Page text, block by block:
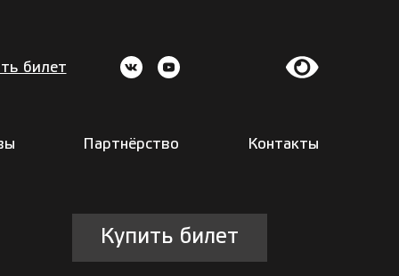
билет
Партнёрство Контакты
Купить билет